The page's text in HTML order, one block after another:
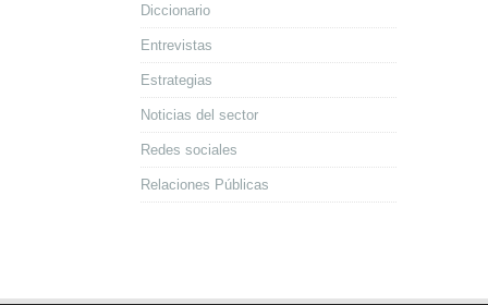
Diccionario
Entrevistas
Estrategias
Noticias del sector
Redes sociales
Relaciones Públicas